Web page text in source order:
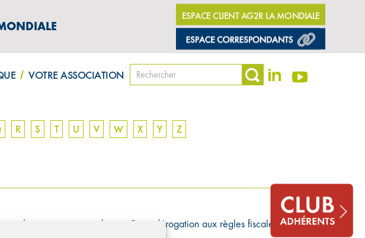
ESPACE CLIENT AG2R LA MONDIALE
VOTRE ASSOCIATION
R S T U V W X Y Z
certaines conditions. Cette dérogation aux règles fiscales conduit